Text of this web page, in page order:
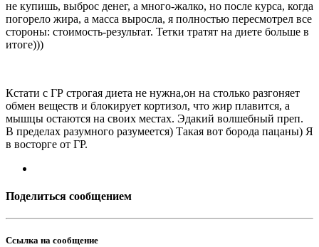
не купишь, выброс денег, а много-жалко, но после курса, когда
погорело жира, а масса выросла, я полностью пересмотрел все
стороны: стоимость-результат. Тетки тратят на диете больше в
итоге)))
Кстати с ГР строгая диета не нужна,он на столько разгоняет
обмен веществ и блокирует кортизол, что жир плавится, а
мышцы остаются на своих местах. Эдакий волшебный преп.
В пределах разумного разумеется) Такая вот борода пацаны) Я
в восторге от ГР.
Поделиться сообщением
Ссылка на сообщение